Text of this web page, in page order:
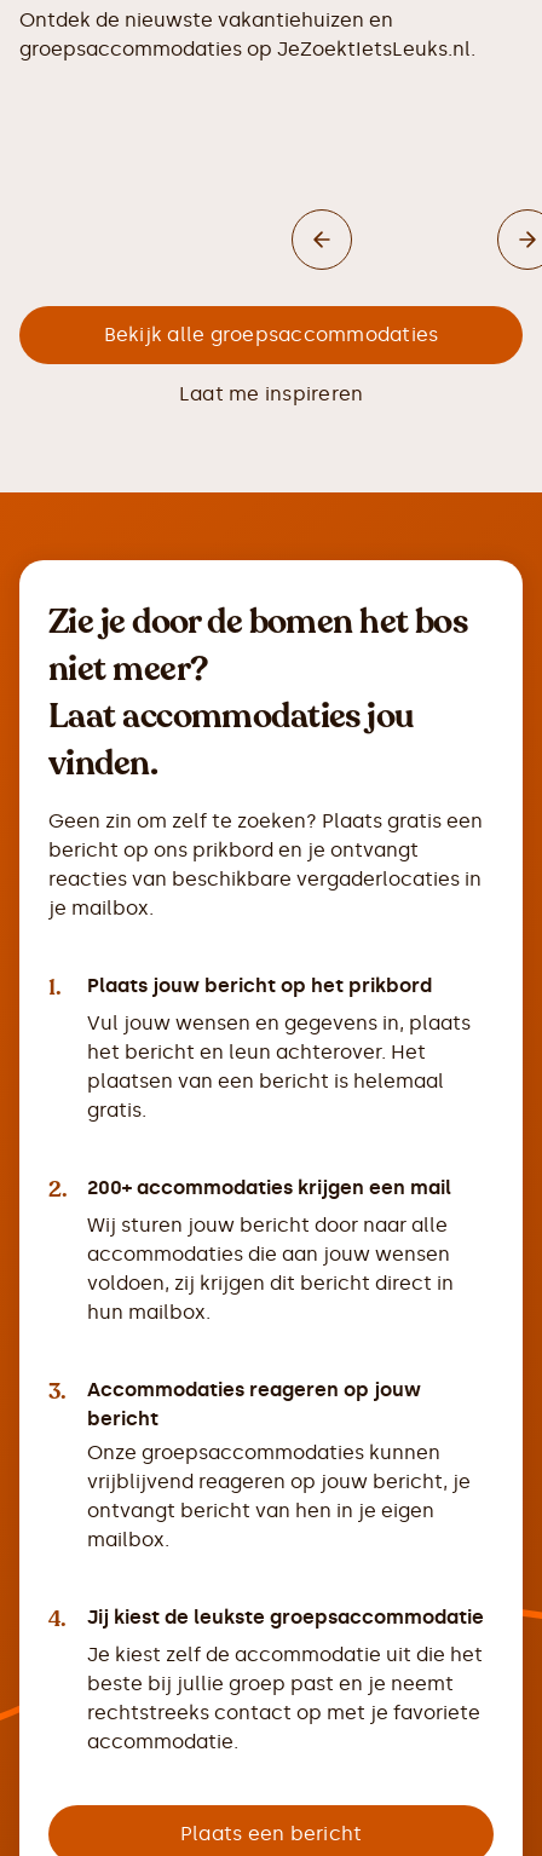
Ontdek de nieuwste vakantiehuizen en
groepsaccommodaties op JeZoektIetsLeuks.nl.
Bekijk alle groepsaccommodaties
Laat me inspireren
Zie je door de bomen het bos
niet meer?
Laat accommodaties jou
vinden.
Geen zin om zelf te zoeken? Plaats gratis een
bericht op ons prikbord en je ontvangt
reacties van beschikbare vergaderlocaties in
je mailbox.
1.
Plaats jouw bericht op het prikbord
Vul jouw wensen en gegevens in, plaats
het bericht en leun achterover. Het
plaatsen van een bericht is helemaal
gratis.
2.
200+ accommodaties krijgen een mail
Wij sturen jouw bericht door naar alle
accommodaties die aan jouw wensen
voldoen, zij krijgen dit bericht direct in
hun mailbox.
3.
Accommodaties reageren op jouw
bericht
Onze groepsaccommodaties kunnen
vrijblijvend reageren op jouw bericht, je
ontvangt bericht van hen in je eigen
mailbox.
4.
Jij kiest de leukste groepsaccommodatie
Je kiest zelf de accommodatie uit die het
beste bij jullie groep past en je neemt
rechtstreeks contact op met je favoriete
accommodatie.
Plaats een bericht